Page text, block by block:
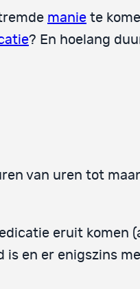
manie te
? En hoelang
van uren tot
eruit komen
is en er enigszins